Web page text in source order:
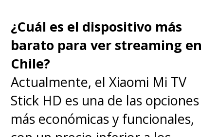
¿Cuál es el dispositivo más
barato para ver streaming en
Chile?
Actualmente, el Xiaomi Mi TV
Stick HD es una de las opciones
más económicas y funcionales,